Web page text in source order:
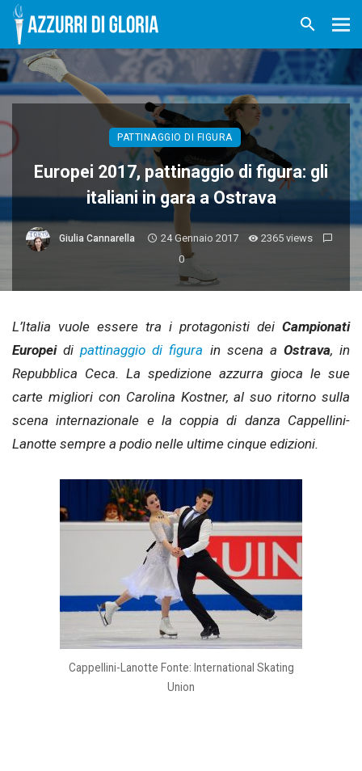
PATTINAGGIO DI FIGURA
Europei 2017, pattinaggio di figura: gli
italiani in gara a Ostrava
Giulia Cannarella 24 Gennaio 2017
2365 views
0
L’Italia vuole essere tra i protagonisti dei Campionati
Europeidipattinaggio di figura in scena a Ostrava, in
Repubblica Ceca. La spedizione azzurra gioca le sue
carte migliori con Carolina Kostner, al suo ritorno sulla
scena internazionale e la coppia di danza Cappellini-
Lanotte sempre a podio nelle ultime cinque edizioni.
Cappellini-Lanotte Fonte: International Skating
Union